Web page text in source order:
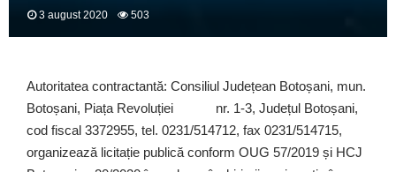
3 august 2020 503
Autoritatea contractantă: Consiliul Județean Botoșani, mun.
Botoșani, Piața Revoluției nr. 1-3, Județul Botoșani,
cod fiscal 3372955, tel. 0231/514712, fax 0231/514715,
organizează licitație publică conform OUG 57/2019 și HCJ